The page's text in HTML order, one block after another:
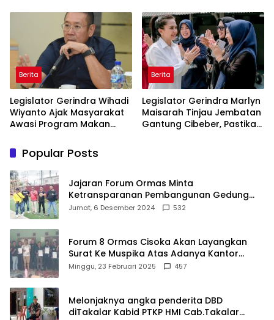
Masyarakat
Di Maros
Berita
Legislator Gerindra Wihadi
Wiyanto Ajak Masyarakat
Awasi Program Makan
Sasaran
Berita
Legislator Gerindra Marlyn
Maisarah Tinjau Jembatan
Gantung Cibeber, Pastikan
Popular Posts
Jajaran Forum Ormas Minta
Ketransparanan Pembangunan Gedung
Damkar Di Kecamatan Cisoka
Jumat, 6 Desember 2024 532
Forum 8 Ormas Cisoka Akan Layangkan
Surat Ke Muspika Atas Adanya Kantor
Matel di Cisoka
Minggu, 23 Februari 2025 457
Melonjaknya angka penderita DBD
diTakalar Kabid PTKP HMI Cab.Takalar